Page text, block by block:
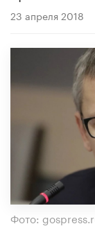
23 апреля 2018
Фото: